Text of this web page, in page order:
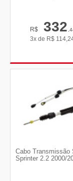
R$ 332
3x de R$
Cabo Transmissão
Sprinter 2.2 2000/